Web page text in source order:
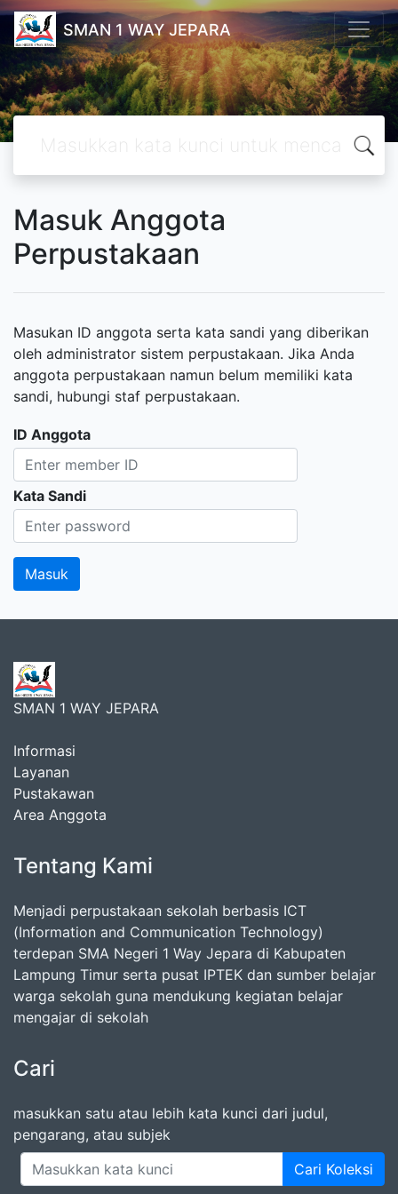
SMAN 1 WAY JEPARA
Masuk Anggota
Perpustakaan
Masukan ID anggota serta kata sandi yang diberikan
oleh administrator sistem perpustakaan. Jika Anda
anggota perpustakaan namun belum memiliki kata
sandi, hubungi staf perpustakaan.
ID Anggota
Kata Sandi
SMAN 1 WAY JEPARA
Informasi
Layanan
Pustakawan
Area Anggota
Tentang Kami
Menjadi perpustakaan sekolah berbasis ICT
(Information and Communication Technology)
terdepan SMA Negeri 1 Way Jepara di Kabupaten
Lampung Timur serta pusat IPTEK dan sumber belajar
warga sekolah guna mendukung kegiatan belajar
mengajar di sekolah
Cari
masukkan satu atau lebih kata kunci dari judul,
pengarang, atau subjek
Cari Koleksi